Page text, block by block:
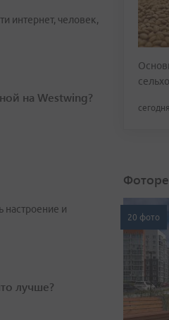
интернет, человек,
на Westwing?
настроение и
лучше?
20 фото